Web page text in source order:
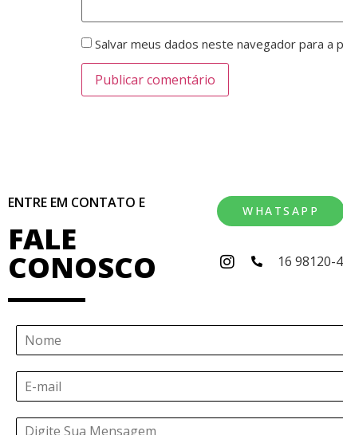
Salvar meus dados neste navegador para a
ENTRE EM CONTATO E
FALE
CONOSCO
WHATSAPP
16 98120-
N
E
Á